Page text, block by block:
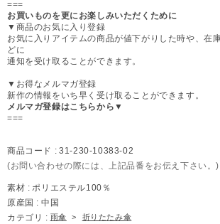
===
お買いものを更にお楽しみいただくために
▼商品のお気に入り登録
お気に入りアイテムの商品が値下がりした時や、在
どに
通知を受け取ることができます。
▼お得なメルマガ登録
新作の情報をいち早く受け取ることができます。
メルマガ登録はこちらから▼
===
商品コード : 31-230-10383-02
(お問い合わせの際には、上記品番をお伝え下さい。)
素材 : ポリエステル100％
原産国 : 中国
カテゴリ : 雨傘 > 折りたたみ傘